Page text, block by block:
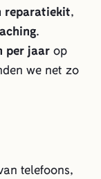
reparatiekit,
.
per jaar op
we net zo
telefoons,